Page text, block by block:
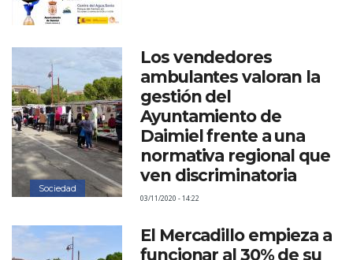
Sociedad
Los vendedores
ambulantes valoran la
gestión del
Ayuntamiento de
Daimiel frente a una
normativa regional que
ven discriminatoria
03/11/2020 - 14:22
El Mercadillo empieza a
funcionar al 30% de su